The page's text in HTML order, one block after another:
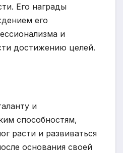
Его награды
его
и
достижению целей.
и
способностям,
расти и развиваться
основания своей